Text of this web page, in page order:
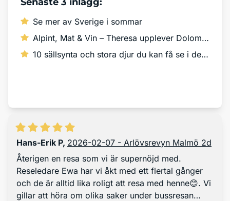
Se mer av Sverige i sommar
Alpint, Mat & Vin – Theresa upplever Dolomiterna!
10 sällsynta och stora djur du kan få se i det vilda
Hans-Erik P, 2026-02-07 - Arlövsrevyn Malmö 2d
Återigen en resa som vi är supernöjd med.
Reseledare Ewa har vi åkt med ett flertal gånger
och de är alltid lika roligt att resa med henne😊. Vi
gillar att höra om olika saker under bussresan